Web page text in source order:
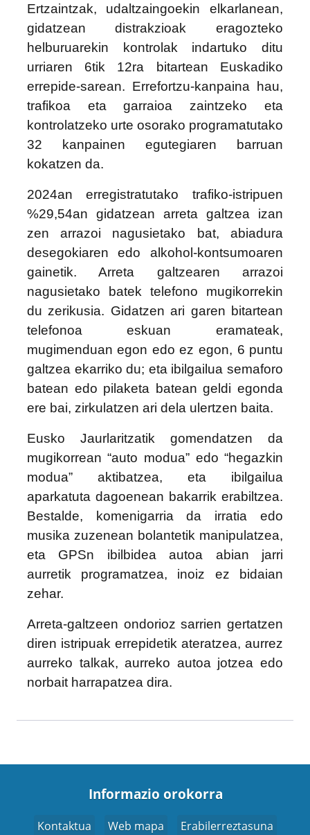
Ertzaintzak, udaltzaingoekin elkarlanean,
gidatzean distrakzioak eragozteko
helburuarekin kontrolak indartuko ditu
urriaren 6tik 12ra bitartean Euskadiko
errepide-sarean. Errefortzu-kanpaina hau,
trafikoa eta garraioa zaintzeko eta
kontrolatzeko urte osorako programatutako
32 kanpainen egutegiaren barruan
kokatzen da.
2024an erregistratutako trafiko-istripuen
%29,54an gidatzean arreta galtzea izan
zen arrazoi nagusietako bat, abiadura
desegokiaren edo alkohol-kontsumoaren
gainetik. Arreta galtzearen arrazoi
nagusietako batek telefono mugikorrekin
du zerikusia. Gidatzen ari garen bitartean
telefonoa eskuan eramateak,
mugimenduan egon edo ez egon, 6 puntu
galtzea ekarriko du; eta ibilgailua semaforo
batean edo pilaketa batean geldi egonda
ere bai, zirkulatzen ari dela ulertzen baita.
Eusko Jaurlaritzatik gomendatzen da
mugikorrean “auto modua” edo “hegazkin
modua” aktibatzea, eta ibilgailua
aparkatuta dagoenean bakarrik erabiltzea.
Bestalde, komenigarria da irratia edo
musika zuzenean bolantetik manipulatzea,
eta GPSn ibilbidea autoa abian jarri
aurretik programatzea, inoiz ez bidaian
zehar.
Arreta-galtzeen ondorioz sarrien gertatzen
diren istripuak errepidetik ateratzea, aurrez
aurreko talkak, aurreko autoa jotzea edo
norbait harrapatzea dira.
Informazio orokorra
Kontaktua Web mapa
Erabilerreztasuna